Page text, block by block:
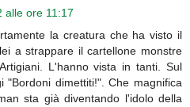
alle ore 11:17
la creatura che ha visto il
a strappare il cartellone monstre
L'hanno vista in tanti. Sul
"Bordoni dimettiti!". Che magnifica
sta già diventando l'idolo della